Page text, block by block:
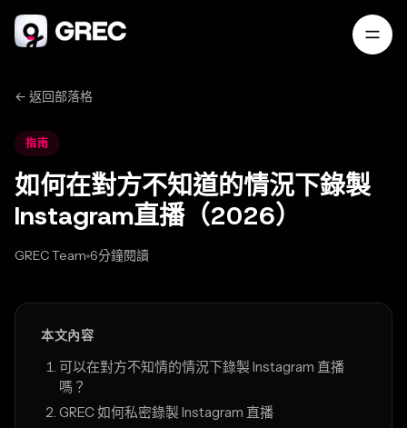
← 返回部落格
指南
如何在對方不知道的情況下錄製
Instagram直播（2026）
GREC Team 6分鐘閱讀
Feb 17, 2026
本文內容
可以在對方不知情的情況下錄製 Instagram 直播
嗎？
GREC 如何私密錄製 Instagram 直播